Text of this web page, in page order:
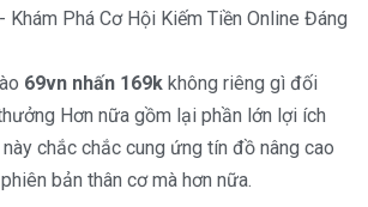
69vn nhấn 169k không riêng gì đối
Hơn nữa gồm lại phần lớn lợi ích
chắc chắc cung ứng tín đồ nâng cao
bản thân cơ mà hơn nữa.